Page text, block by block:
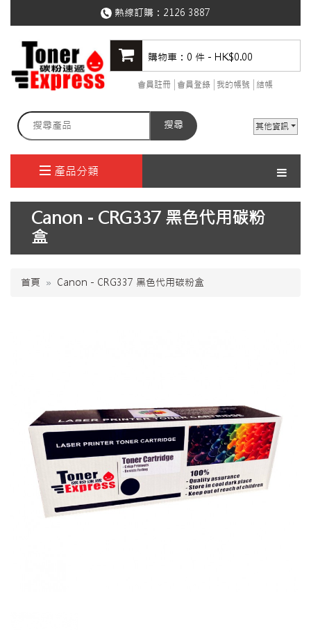
熱線訂購： 2126 3887
購物車：0 件 - HK$0.00
會員註冊 會員登錄 我的帳號 結帳
搜尋 其他資訊
產品分類
Canon - CRG337 黑色代用碳粉
盒
首頁 Canon - CRG337 黑色代用碳粉盒